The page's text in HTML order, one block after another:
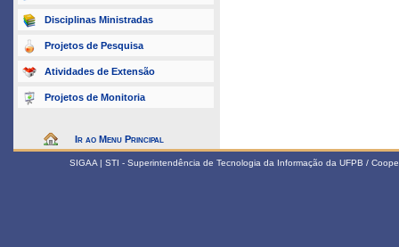
Disciplinas Ministradas
Projetos de Pesquisa
Atividades de Extensão
Projetos de Monitoria
Ir ao Menu Principal
SIGAA | STI - Superintendência de Tecnologia da Informação da UFPB /